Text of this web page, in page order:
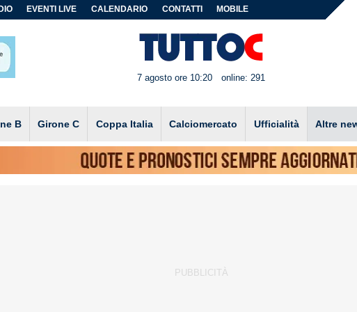
EVENTI LIVE CALENDARIO CONTATTI MOBILE
7 agosto ore 10:20 online: 291
B Girone C Coppa Italia Calciomercato Ufficialità Altre